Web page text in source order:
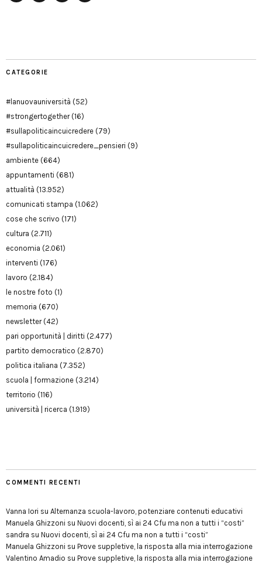
CATEGORIE
#lanuovauniversità (52)
#strongertogether(16)
#sullapoliticaincuicredere (79)
#sullapoliticaincuicredere_pensieri (9)
ambiente (664)
appuntamenti (681)
attualità (13.952)
comunicati stampa (1.062)
cose che scrivo (171)
cultura (2.711)
economia (2.061)
interventi (176)
lavoro (2.184)
le nostre foto (1)
memoria (670)
newsletter(42)
pari opportunità | diritti (2.477)
partito democratico (2.870)
politica italiana (7.352)
scuola | formazione (3.214)
territorio (116)
università | ricerca (1.919)
COMMENTI RECENTI
Vanna Iori su Alternanza scuola-lavoro, potenziare contenuti educativi
Manuela Ghizzoni su Nuovi docenti, sì ai 24 Cfu ma non a tutti i “costi”
sandra su Nuovi docenti, sì ai 24 Cfu ma non a tutti i “costi”
Manuela Ghizzoni su Prove suppletive, la risposta alla mia interrogazione
Valentino Amadio su Prove suppletive, la risposta alla mia interrogazione